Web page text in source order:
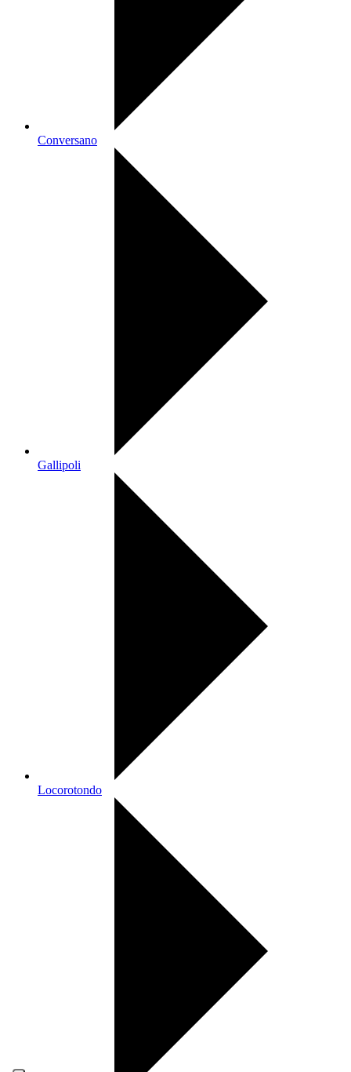
Conversano
Gallipoli
Locorotondo